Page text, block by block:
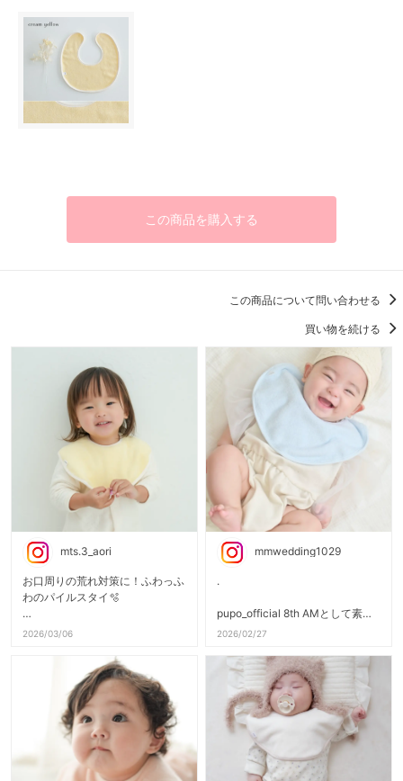
この商品を購入する
この商品について問い合わせる
買い物を続ける
mts.3_aori
お口周りの荒れ対策に！ふわっふ
わのパイルスタイ🫧
肌触りが本っ当に気持ちよすぎ
よだれを何度も拭くとお口周り
が荒れがちだけど、
このふんわり感ならその心配も
◯ 日本製・綿100%の安心感
2026/03/06
mmwedding1029
.
pupo_official 8th AMとして素敵
な商品のご紹介🌼
「スタイがすぐびしょびしょにな
っちゃう…」
そんなお悩みに、最強の味方が登
場✨
このスタイ、とにかく大きい！
肩周りまでカバーできちゃうの！
2026/02/27